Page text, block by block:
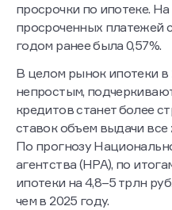
просрочки по ипотеке.
просроченных платежей
годом ранее была 0,57%.
В целом рынок ипотеки в
непростым,
кредитов станет более
ставок объем выдачи
По прогнозу
агентства (НРА), по
ипотеки на 4,8–5 трлн
чем в 2025 году.